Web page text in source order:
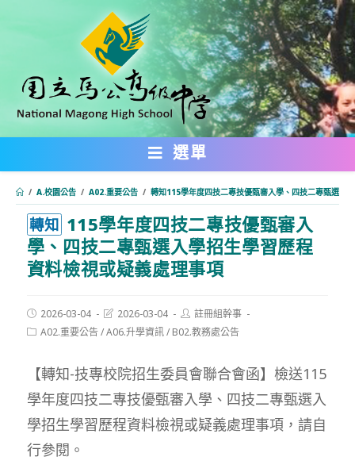
內
選單
/ A.校園公告 / A02.重要公告 / 轉知115學年度四技二專技優甄審入學、四技二專甄選入
轉知 115學年度四技二專技優甄審入
學、四技二專甄選入學招生學習歷程
資料檢視或疑義處理事項
Post
published:
2026-03-04
Post
modified:
2026-03-04
Post
author:
註冊組幹事
PostA02.重要公告/A06.升學資訊/ B02.教務處公告
【轉知-技專校院招生委員會聯合會函】檢送115
學年度四技二專技優甄審入學、四技二專甄選入
學招生學習歷程資料檢視或疑義處理事項，請自
行參閱。